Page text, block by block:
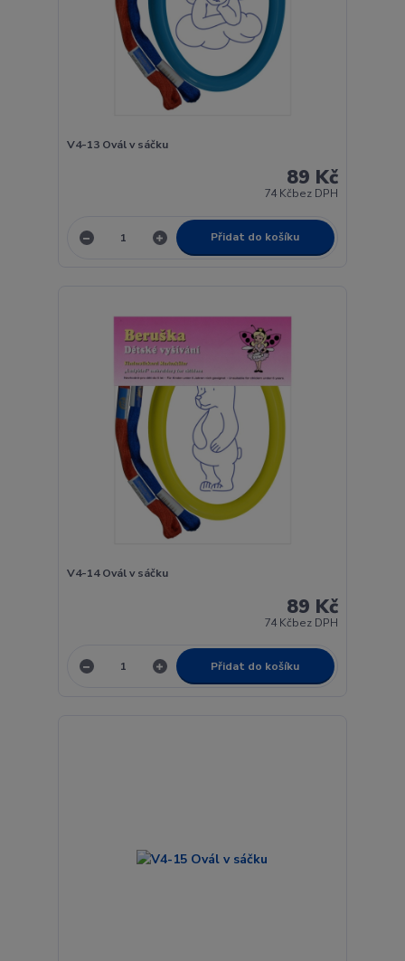
V4-13 Ovál v sáčku
89 Kč
74 Kčbez DPH
Přidat do košíku
V4-14 Ovál v sáčku
89 Kč
74 Kčbez DPH
Přidat do košíku